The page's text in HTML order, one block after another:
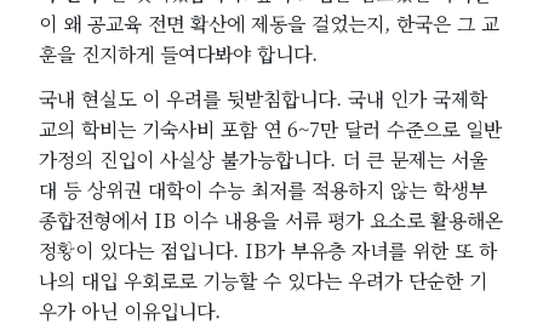
이 왜 공교육 전면 확산에 제동을 걸었는지, 한국은 그 교
훈을 진지하게 들여다봐야 합니다.
국내 현실도 이 우려를 뒷받침합니다. 국내 인가 국제학
교의 학비는 기숙사비 포함 연 6~7만 달러 수준으로 일반
가정의 진입이 사실상 불가능합니다. 더 큰 문제는 서울
대 등 상위권 대학이 수능 최저를 적용하지 않는 학생부
종합전형에서 IB 이수 내용을 서류 평가 요소로 활용해온
정황이 있다는 점입니다. IB가 부유층 자녀를 위한 또 하
나의 대입 우회로로 기능할 수 있다는 우려가 단순한 기
우가 아닌 이유입니다.